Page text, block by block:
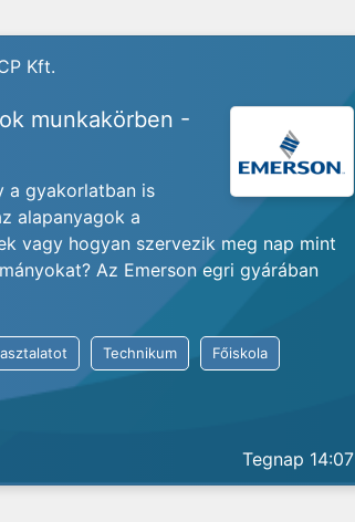
Kft.
munkakörben -
a gyakorlatban is
alapanyagok a
vagy hogyan szervezik meg nap mint
Az Emerson egri gyárában
Technikum Főiskola
Tegnap 14:07